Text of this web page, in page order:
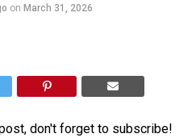
on March 31, 2026
don't forget to subscribe!